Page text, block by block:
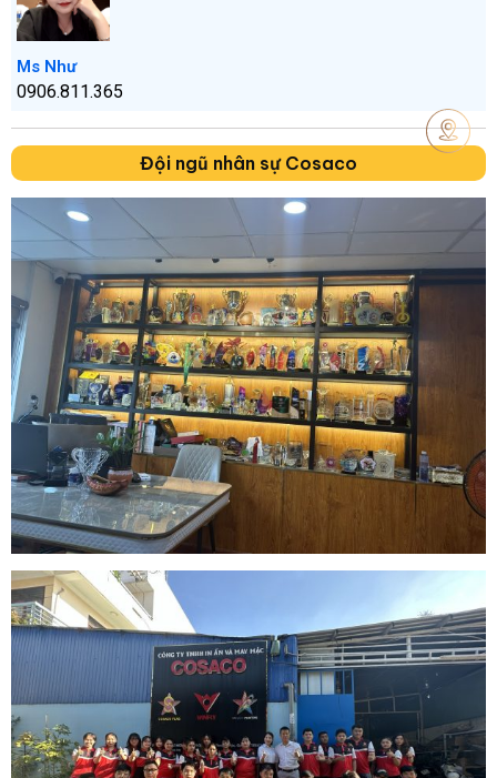
Ms Như
0906.811.365
Đội ngũ nhân sự Cosaco